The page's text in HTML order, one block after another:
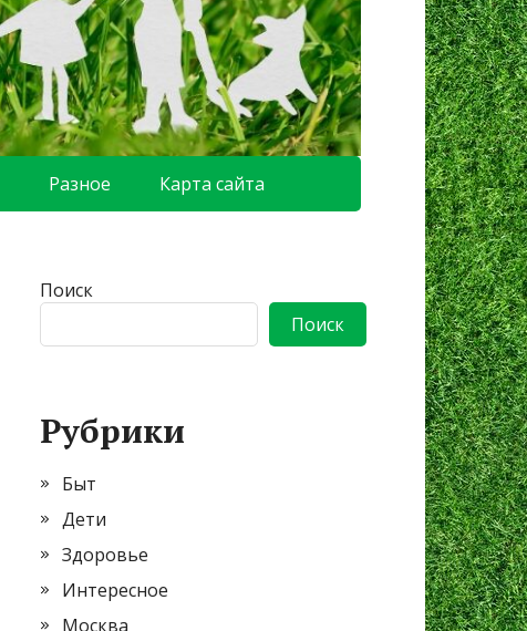
Разное Карта сайта
Поиск
Поиск
Рубрики
Быт
Дети
Здоровье
Интересное
Москва